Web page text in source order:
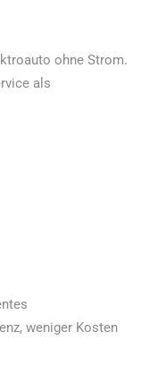
ohne Strom.
als
weniger Kosten